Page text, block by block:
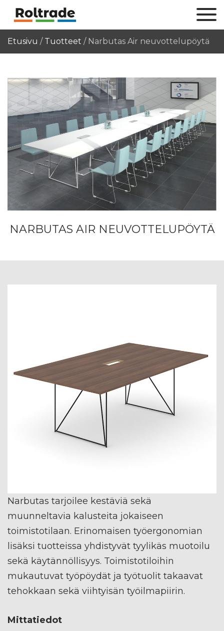
Etusivu / Tuotteet / Narbutas Air neuvottelupöytä
NARBUTAS AIR NEUVOTTELUPÖYTÄ
Narbutas tarjoilee kestäviä sekä
muunneltavia kalusteita jokaiseen
toimistotilaan. Erinomaisen työergonomian
lisäksi tuotteissa yhdistyvät tyylikäs muotoilu
sekä käytännöllisyys. Toimistotiloihin
mukautuvat työpöydät ja työtuolit takaavat
tehokkaan sekä viihtyisän työilmapiirin.
Mittatiedot